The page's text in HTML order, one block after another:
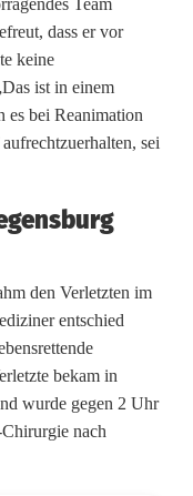
Team
dass er vor
keine
ist in einem
es bei Reanimation
sei
den Verletzten im
entschied
bekam in
wurde gegen 2 Uhr
nach